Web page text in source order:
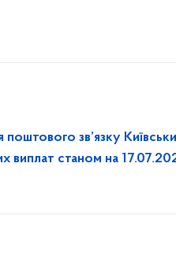
Київським
виплат станом на